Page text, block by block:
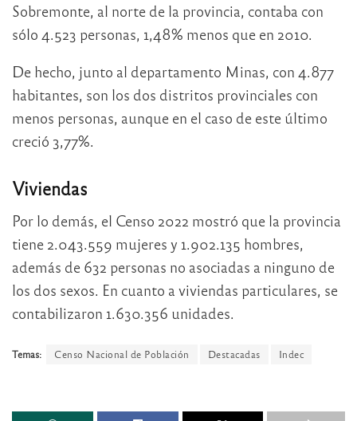
Sobremonte, al norte de la provincia, contaba con
sólo 4.523 personas, 1,48% menos que en 2010.
De hecho, junto al departamento Minas, con 4.877
habitantes, son los dos distritos provinciales con
menos personas, aunque en el caso de este último
creció 3,77%.
Viviendas
Por lo demás, el Censo 2022 mostró que la provincia
tiene 2.043.559 mujeres y 1.902.135 hombres,
además de 632 personas no asociadas a ninguno de
los dos sexos. En cuanto a viviendas particulares, se
contabilizaron 1.630.356 unidades.
Temas: Censo Nacional de Población Destacadas Indec